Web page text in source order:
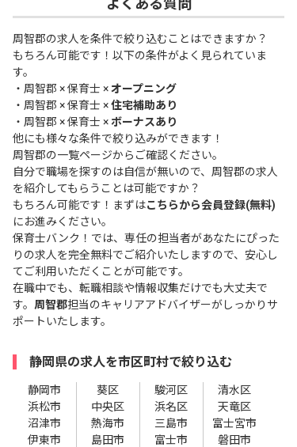
周智郡の求人を条件で絞り込むことはできますか？
もちろん可能です！以下の条件がよく見られていま
す。
・ 周智郡 × 保育士 ×オープニング
・ 周智郡 × 保育士 ×住宅補助あり
・ 周智郡 × 保育士 ×ボーナスあり
他にも様々な条件で絞り込みができます！
周智郡の一覧ページからご確認ください。
自分で職場を探すのは自信が無いので、周智郡の求人
を紹介してもらうことは可能ですか？
もちろん可能です！まずはこちらから会員登録(無料)
にお進みください。
保育士バンク！では、専任の担当者があなたにぴった
りの求人を完全無料でご紹介いたしますので、安心し
てご利用いただくことが可能です。
在職中でも、転職相談や情報収集だけでも大丈夫で
す。 周智郡担当のキャリアアドバイザーがしっかりサ
ポートいたします。
静岡県の求人を市区町村で絞り込む
静岡市 葵区 駿河区
清水区
浜松市
中央区 浜名区
天竜区
沼津市
熱海市 三島市
富士宮市
伊東市
島田市 富士市
磐田市